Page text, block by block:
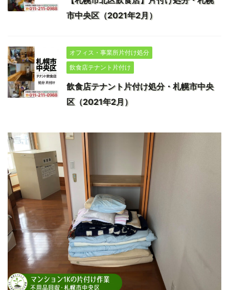
市中央区（2021年2月）
オフィス・事業所片付け処分
飲食店テナント片付け
飲食店テナント片付け処分・札幌市中央
区（2021年2月）